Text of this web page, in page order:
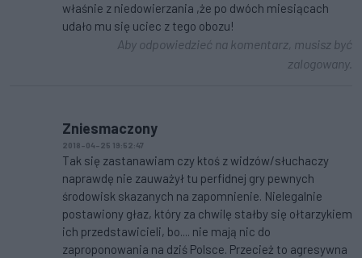
właśnie z niedowierzania ,że po dwóch miesiącach
udało mu się uciec z tego obozu!
Aby odpowiedzieć na komentarz, musisz być
zalogowany.
Zniesmaczony
2018-04-25 19:52:47
Tak się zastanawiam czy ktoś z widzów/słuchaczy
naprawdę nie zauważył tu perfidnej gry pewnych
środowisk skazanych na zapomnienie. Nielegalnie
postawiony głaz, który za chwilę stałby się ołtarzykiem
ich przedstawicieli, bo.... nie mają nic do
zaproponowania na dziś Polsce. Przecież to agresywna